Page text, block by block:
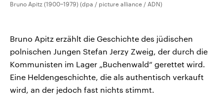
Bruno Apitz (1900−1979) (dpa / picture alliance / ADN)
Bruno Apitz erzählt die Geschichte des jüdischen
polnischen Jungen Stefan Jerzy Zweig, der durch die
Kommunisten im Lager „Buchenwald“ gerettet wird.
Eine Heldengeschichte, die als authentisch verkauft
wird, an der jedoch fast nichts stimmt.